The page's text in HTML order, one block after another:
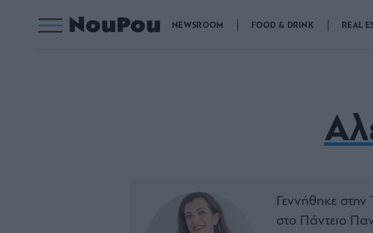
NEWSROOM FOOD & DRINK REAL
Γεννήθηκε
στο Πάντειο